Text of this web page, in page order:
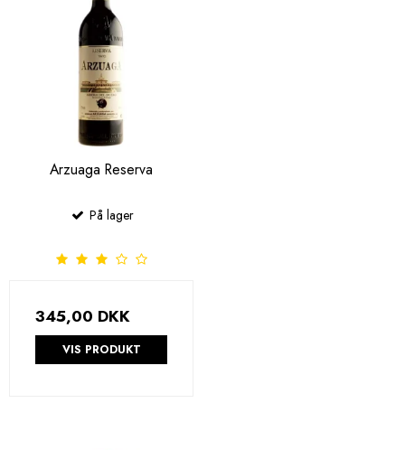
Arzuaga Reserva
På lager
345,00 DKK
VIS PRODUKT